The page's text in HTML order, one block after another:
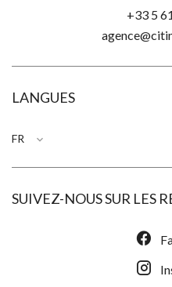
+33 5
LANGUES
FR
SUIVEZ-NOUS SUR LES